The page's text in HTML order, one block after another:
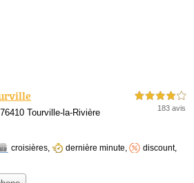
Tourville-la-Rivière
4,0 étoiles sur 5
183 avis
croisières, dernière minute, discount,